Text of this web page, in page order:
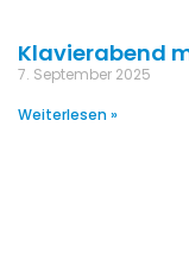
Klavierabend
7. September 2025
Weiterlesen »